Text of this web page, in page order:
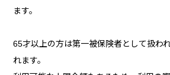
ます。
65才以上の方は第一被保険者として扱わ
れます。